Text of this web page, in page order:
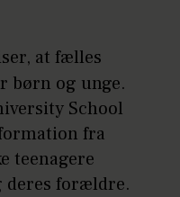
at fælles
børn og unge.
School
fra
teenagere
deres forældre.